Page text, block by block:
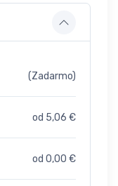
(Zadarmo)
od 5,06 €
od 0,00 €